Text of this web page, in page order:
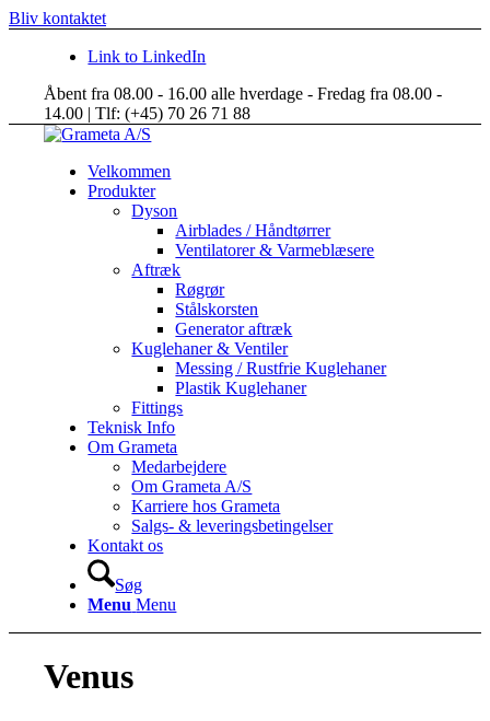
Bliv kontaktet
Link to LinkedIn
Åbent fra 08.00 - 16.00 alle hverdage - Fredag fra 08.00 -
14.00 | Tlf: (+45) 70 26 71 88
Velkommen
Produkter
Dyson
Airblades / Håndtørrer
Ventilatorer & Varmeblæsere
Aftræk
Røgrør
Stålskorsten
Generator aftræk
Kuglehaner & Ventiler
Messing / Rustfrie Kuglehaner
Plastik Kuglehaner
Fittings
Teknisk Info
Om Grameta
Medarbejdere
Om Grameta A/S
Karriere hos Grameta
Salgs- & leveringsbetingelser
Kontakt os
Søg
Menu Menu
Venus